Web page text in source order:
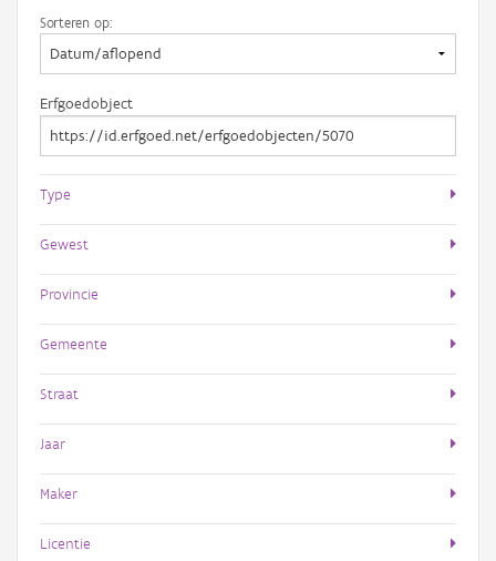
Sorteren op:
Erfgoedobject
Type
Gewest
Provincie
Gemeente
Straat
Jaar
Maker
Licentie